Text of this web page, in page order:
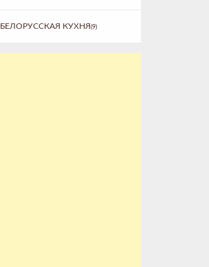
БЕЛОРУССКАЯ КУХНЯ(9)